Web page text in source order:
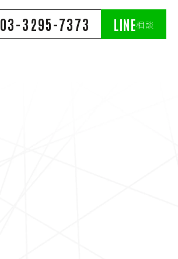
03-3295-7373 LINE相談